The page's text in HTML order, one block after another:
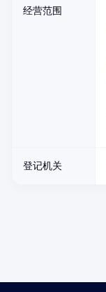
经营范围
登记机关